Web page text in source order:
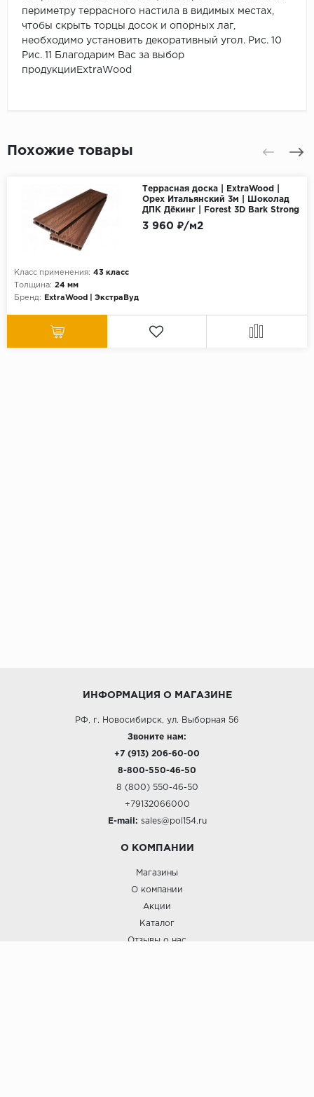
периметру террасного настила в видимых местах,
чтобы скрыть торцы досок и опорных лаг,
необходимо установить декоративный угол. Рис. 10
Рис. 11 Благодарим Вас за выбор
продукцииExtraWood
Похожие товары
Террасная доска | ExtraWood |
Орех Итальянский 3м | Шоколад
ДПК Дёкинг | Forest 3D Bark Strong
Класс применения: 43 класс
Толщина: 24 мм
Бренд:
ExtraWood | ЭкстраВуд
3 960 ₽/м2
ИНФОРМАЦИЯ О МАГАЗИНЕ
РФ, г. Новосибирск, ул. Выборная 56
Звоните нам:
+7 (913) 206-60-00
8-800-550-46-50
8 (800) 550-46-50
+79132066000
E-mail: sales@pol154.ru
О КОМПАНИИ
Магазины
О компании
Акции
Каталог
Отзывы о нас